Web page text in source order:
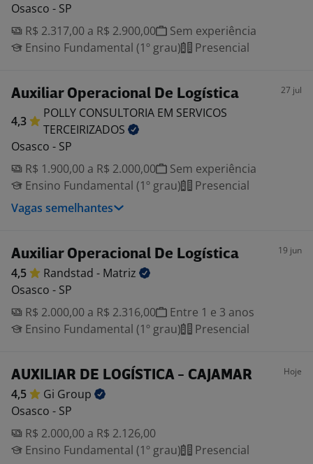
Osasco - SP
R$ 2.317,00 a R$ 2.900,00
Sem experiência
Ensino Fundamental (1º grau)
Presencial
Auxiliar Operacional De Logística 27 jul
4,3
POLLY CONSULTORIA EM SERVICOS
TERCEIRIZADOS
Osasco - SP
R$ 1.900,00 a R$ 2.000,00
Sem experiência
Ensino Fundamental (1º grau)
Presencial
Vagas semelhantes
Auxiliar Operacional De Logística 19 jun
4,5 Randstad - Matriz
Osasco - SP
R$ 2.000,00 a R$ 2.316,00
Entre 1 e 3 anos
Ensino Fundamental (1º grau)
Presencial
AUXILIAR DE LOGÍSTICA - CAJAMAR Hoje
4,5 Gi Group
Osasco - SP
R$ 2.000,00 a R$ 2.126,00
Ensino Fundamental (1º grau)
Presencial